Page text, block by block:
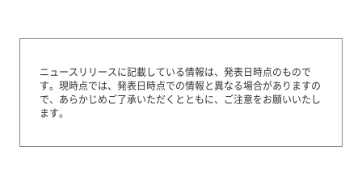
ニュースリリースに記載している情報は、発表日時点のもので
す。 現時点では、発表日時点での情報と異なる場合がありますの
で、あらかじめご了承いただくとともに、ご注意をお願いいたし
ます。